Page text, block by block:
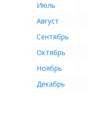
Июль
Август
Сентябрь
Октябрь
Ноябрь
Декабрь